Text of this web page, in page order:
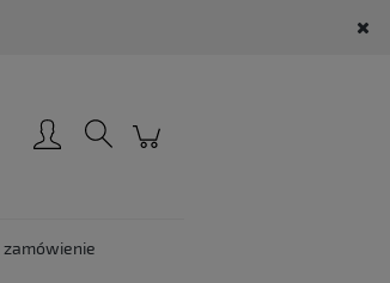
zamówienie